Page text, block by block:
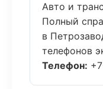
Авто и
Полный
в
телефонов
Телефон: